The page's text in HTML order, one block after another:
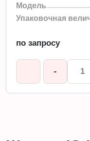
Модель
Упаковочная
по запросу
-